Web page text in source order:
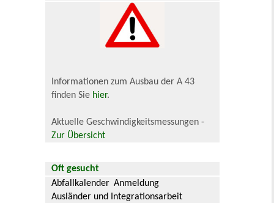
Informationen zum Ausbau der A 43
finden Sie hier.
Aktuelle Geschwindigkeitsmessungen -
Zur Übersicht
Oft gesucht
Abfallkalender Anmeldung
Ausländer und Integrationsarbeit